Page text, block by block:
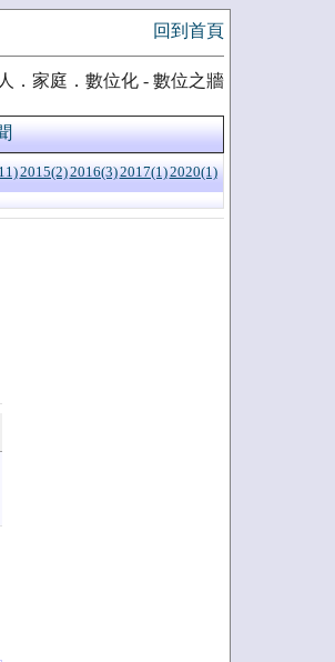
回到首頁
．家庭．數位化 - 數位之牆
2015(2)2016(3)2017(1)2020(1)